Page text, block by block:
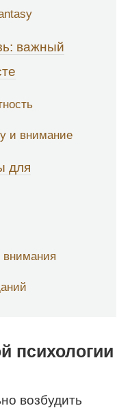
важный
и внимание
для
внимания
психологии
возбудить